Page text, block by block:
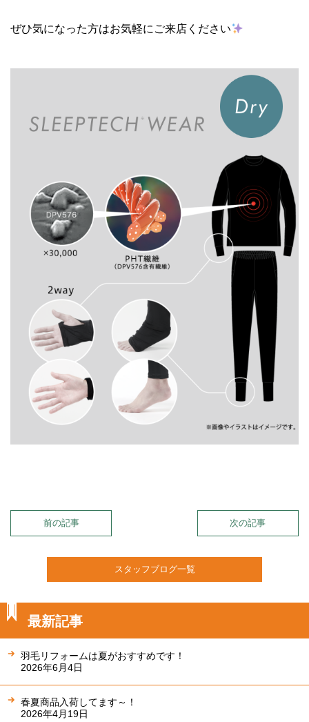
ぜひ気になった方はお気軽にご来店ください
次の記事
前の記事
スタッフブログ一覧
最新記事
羽毛リフォームは夏がおすすめです！
2026年6月4日
春夏商品入荷してます～！
2026年4月19日